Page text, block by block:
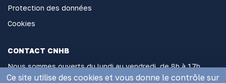
Protection des données
Cookies
CONTACT CNHB
Nous sommes ouverts du lundi au vendredi, de 8h à 17h
sans interruption
Ce site utilise des cookies et vous donne le contrôle sur